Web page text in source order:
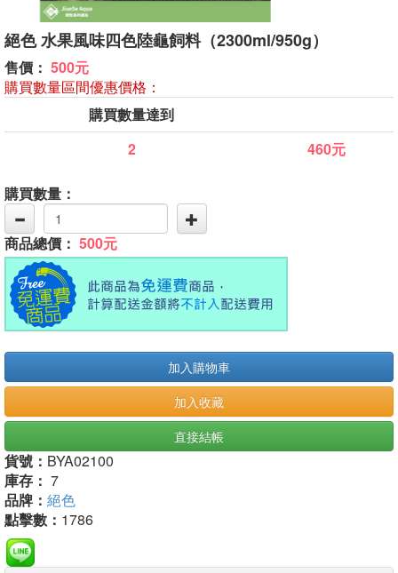
絕色 水果風味四色陸龜飼料（2300ml/950g）
售價： 500元
購買數量區間優惠價格：
購買數量達到
2
460元
購買數量：
商品總價： 500元
加入購物車
加入收藏
直接結帳
貨號： BYA02100
庫存： 7
品牌： 絕色
點擊數： 1786